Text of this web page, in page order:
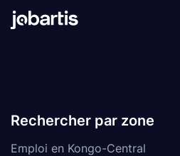
Rechercher par zone
Emploi en Kongo-Central